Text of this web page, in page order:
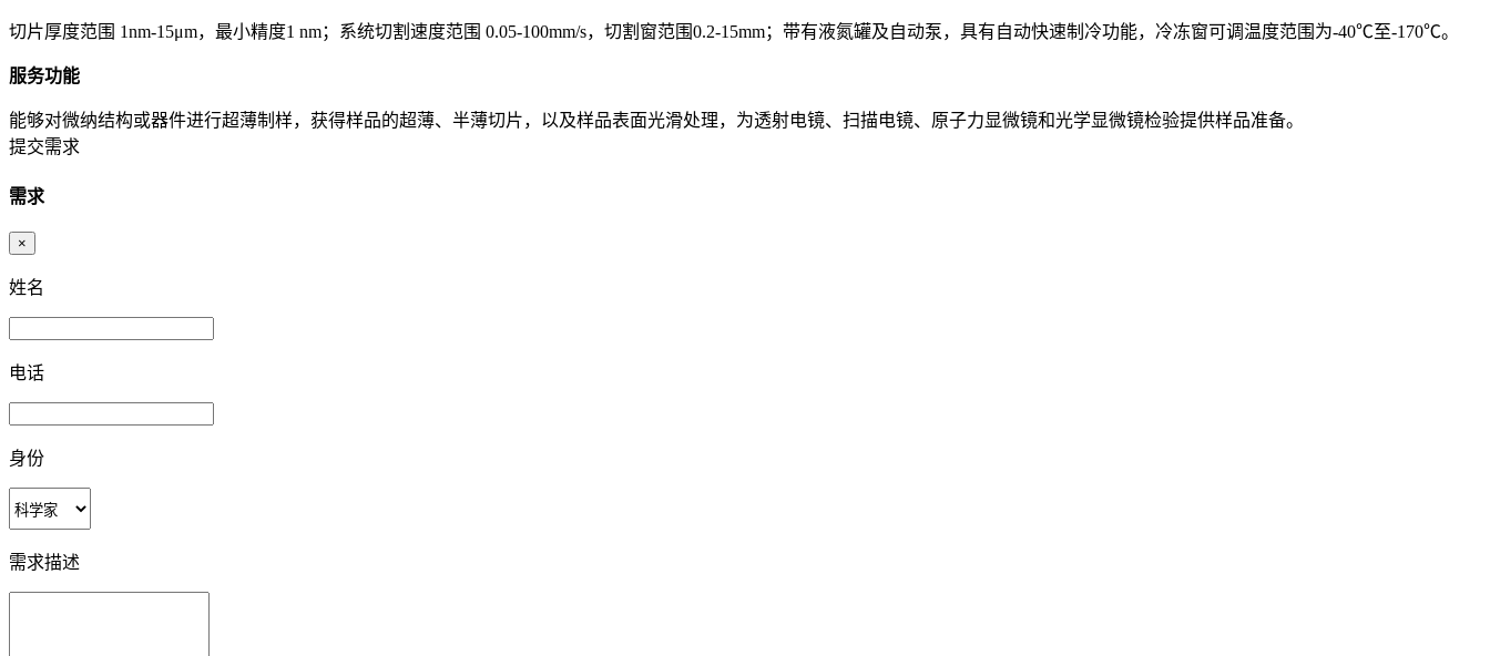
切片厚度范围 1nm-15μm，最小精度1 nm；系统切割速度范围 0.05-100mm/s，切割窗范围0.2-15mm；带有液氮罐及自动泵，具有自动快速制冷功能，冷冻窗可调温度范围为-40℃至-170℃。
服务功能
能够对微纳结构或器件进行超薄制样，获得样品的超薄、半薄切片，以及样品表面光滑处理，为透射电镜、扫描电镜、原子力显微镜和光学显微镜检验提供样品准备。
提交需求
需求
×
姓名
电话
身份
需求描述